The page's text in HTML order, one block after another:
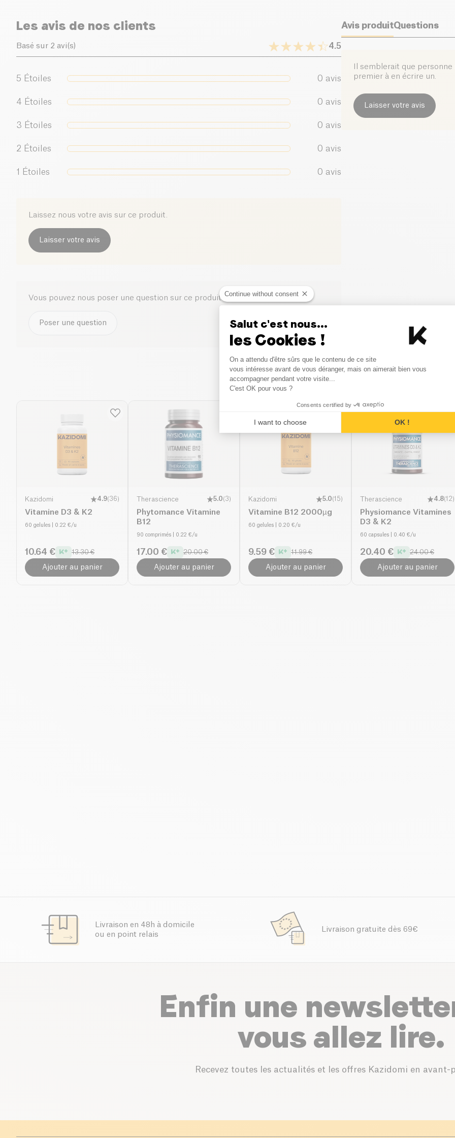
Les avis de nos clients
Basé sur 2 avi(s) 4.5
5 Étoiles 0 avis
4 Étoiles 0 avis
3 Étoiles 0 avis
2 Étoiles 0 avis
1 Étoiles 0 avis
Laissez nous votre avis sur ce produit.
Laisser votre avis
Vous pouvez nous poser une question sur ce produit ici
Poser une question
Avis produitQuestions
Il semblerait que
premier à en écrire un.
Laisser votre avis
Produits similaires
Kazidomi 4.9(36)
Vitamine D3 & K2
60 gelules | 0.22 €/u
10.64 € 13.30 €
Ajouter au panier
Therascience 5.0(3)
Phytomance Vitamine
B12
90 comprimés | 0.22 €/u
17.00 € 20.00 €
Ajouter au panier
Kazidomi 5.0(15)
Vitamine B12 2000µg
60 gelules | 0.20 €/u
9.59 € 11.99 €
Ajouter au panier
Therascience 4.8(12)
Physiomance Vitamines
D3 & K2
60 capsules | 0.40 €/u
20.40 € 24.00 €
Ajouter au panier
Livraison en 48h à domicile
ou en point relais
Livraison gratuite dès 69€
Enfin une
vous allez lire.
Recevez toutes les actualités et les offres Kazidomi en avant-
Continue without consent
Salut c'est nous...
les Cookies !
Consent Management
On a attendu d'être sûrs que le contenu de ce site
vous intéresse avant de vous déranger, mais on aimerait bien vous
accompagner pendant votre visite...
C'est OK pour vous ?
Consents certified by
I want to choose OK !
Axeptio consent